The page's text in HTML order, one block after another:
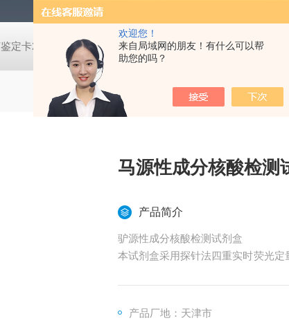
欢迎您！
来自局域网的朋友！有什么可以帮
助您的吗？
兰氏阳性细菌鉴定卡21342,TSA胰酪大豆胨琼脂培养基,SDA沙氏葡萄糖琼脂培养基 芽胞菌鉴定卡21345,革兰氏阴性细菌鉴定卡21341,革兰氏阳性细菌鉴定卡21342,TSA胰酪大豆胨琼脂培养基,SDA沙氏葡萄糖琼脂培养基 芽胞菌鉴定卡21345,革兰氏阴性细菌鉴定卡21341,革兰氏阳性细菌鉴定卡21342,TSA胰酪大豆胨琼脂培养基,SDA沙氏葡萄糖琼脂培养基 芽胞菌鉴定卡21345,革兰氏阴性细菌鉴定卡21341,革兰氏阳性细菌鉴定卡21342,TSA胰酪大豆胨琼脂培养基,SDA沙氏葡萄糖琼脂培养基 芽胞菌鉴定卡21345,革兰氏阴性细菌鉴定卡21341,革兰氏阳性细菌鉴定卡21342,TSA胰酪大豆胨琼脂培养基,SDA沙氏葡萄糖琼脂培养基 芽胞菌鉴定卡21345,革兰氏阴性细菌鉴定卡21341,革兰氏阳性细菌鉴定卡21342,TSA胰酪大豆胨琼脂培养基,SDA沙氏葡萄糖琼脂培养基 芽胞菌鉴定卡21345,革兰氏阴性细菌鉴定卡21341,革兰氏阳性细菌鉴定卡21342,TSA胰酪大豆胨琼脂培养基,SDA沙氏葡萄糖琼脂培养基 芽胞菌鉴定卡21345,革兰氏阴性细菌鉴定卡21341,革兰氏阳性细菌鉴定卡21342,TSA胰酪大豆胨琼脂培养基,SDA沙氏葡萄糖琼脂培养基 芽胞菌鉴定卡21345,革兰氏阴性细菌鉴定卡21341,革兰氏阳性细菌鉴定卡21342,TSA胰酪大豆胨琼脂培养基,SDA沙氏葡萄糖琼脂培养基 芽胞菌鉴定卡21345,革兰氏阴性细菌鉴定卡21341,革兰氏阳性细菌鉴定卡21342,TSA胰酪大豆胨琼脂培养基,SDA沙氏葡萄糖琼脂培养基
马源性成分核酸检测
产品简介
驴源性成分核酸检测试剂盒
本试剂盒采用探针法四重实时荧光
产品厂地：天津市